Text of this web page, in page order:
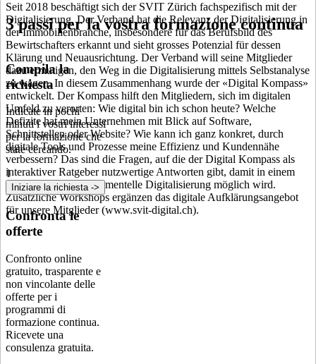
Seit 2018 beschäftigt sich der SVIT Zürich fachspezifisch mit der
Digitalisierung. Der Verband hat die Relevanz der Digitalisierung in
der Immobilienbranche, insbesondere für das Berufsbild des
Bewirtschafters erkannt und sieht grosses Potenzial für dessen
Klärung und Neuausrichtung. Der Verband will seine Mitglieder
dazu ermutigen, den Weg in die Digitalisierung mittels Selbstanalyse
zu wagen. In diesem Zusammenhang wurde der «Digital Kompass»
entwickelt. Der Kompass hilft den Mitgliedern, sich im digitalen
Umfeld zu verorten: Wie digital bin ich schon heute? Welche
Defizite hat mein Unternehmen mit Blick auf Software,
Schnittstellen oder Website? Wie kann ich ganz konkret, durch
digitale Tools und Prozesse meine Effizienz und Kundennähe
verbessern? Das sind die Fragen, auf die der Digital Kompass als
interaktiver Ratgeber nutzwertige Antworten gibt, damit in einem
ersten Schritt die inkrementelle Digitalisierung möglich wird.
Zusätzliche Workshops ergänzen das digitale Aufklärungsangebot
für unsere Mitglieder (www.svit-digital.ch).
3 passi per la vostra formazione continua
Compila la
richiesta
Indicate in pochi
minuti i vostri interessi
per la formazione che
state cercando.
1
Iniziare la richiesta ->
Confronta le
offerte
Confronto online
gratuito, trasparente e
non vincolante delle
offerte per i
programmi di
formazione continua.
Ricevete una
consulenza gratuita.